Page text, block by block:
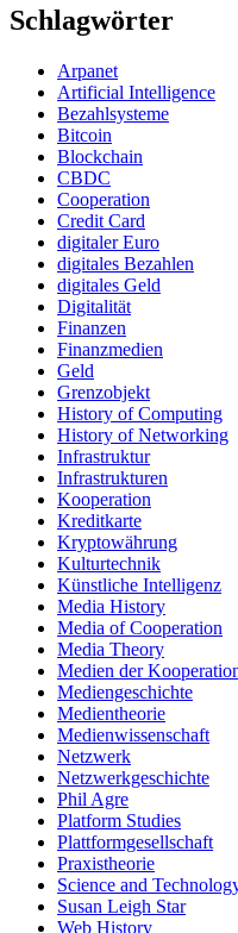
Schlagwörter
Arpanet
Artificial Intelligence
Bezahlsysteme
Bitcoin
Blockchain
CBDC
Cooperation
Credit Card
digitaler Euro
digitales Bezahlen
digitales Geld
Digitalität
Finanzen
Finanzmedien
Geld
Grenzobjekt
History of Computing
History of Networking
Infrastruktur
Infrastrukturen
Kooperation
Kreditkarte
Kryptowährung
Kulturtechnik
Künstliche Intelligenz
Media History
Media of Cooperation
Media Theory
Medien der
Mediengeschichte
Medientheorie
Medienwissenschaft
Netzwerk
Netzwerkgeschichte
Phil Agre
Platform Studies
Plattformgesellschaft
Praxistheorie
Science and
Susan Leigh Star
Web History